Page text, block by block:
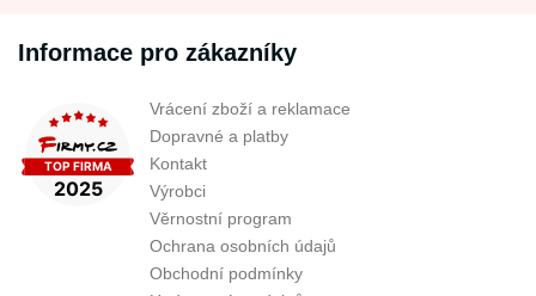
Informace pro zákazníky
Vrácení zboží a reklamace
Dopravné a platby
Kontakt
Výrobci
Věrnostní program
Ochrana osobních údajů
Obchodní podmínky